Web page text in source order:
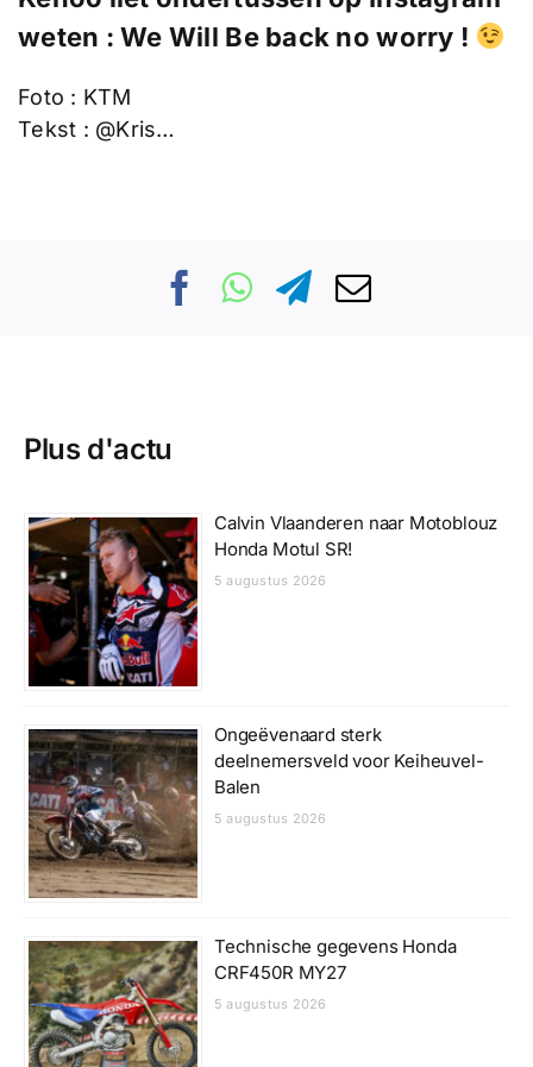
weten : We Will Be back no worry !
Foto : KTM
Tekst : @Kris…
Plus d'actu
Calvin Vlaanderen naar Motoblouz
Honda Motul SR!
5 augustus 2026
Ongeëvenaard sterk
deelnemersveld voor Keiheuvel-
Balen
5 augustus 2026
Technische gegevens Honda
CRF450R MY27
5 augustus 2026